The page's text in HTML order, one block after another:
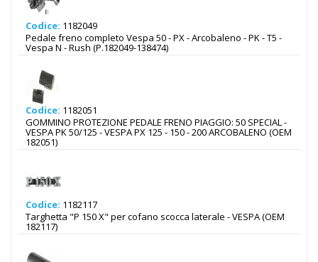
Codice: 1182049
Pedale freno completo Vespa 50 - PX - Arcobaleno - PK - T5 -
Vespa N - Rush (P.182049-138474)
Codice: 1182051
GOMMINO PROTEZIONE PEDALE FRENO PIAGGIO: 50 SPECIAL -
VESPA PK 50/125 - VESPA PX 125 - 150 - 200 ARCOBALENO (OEM
182051)
Codice: 1182117
Targhetta "P 150 X" per cofano scocca laterale - VESPA (OEM
182117)